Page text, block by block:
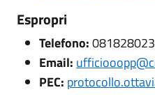
Espropri
Telefono:
Email:
PEC: